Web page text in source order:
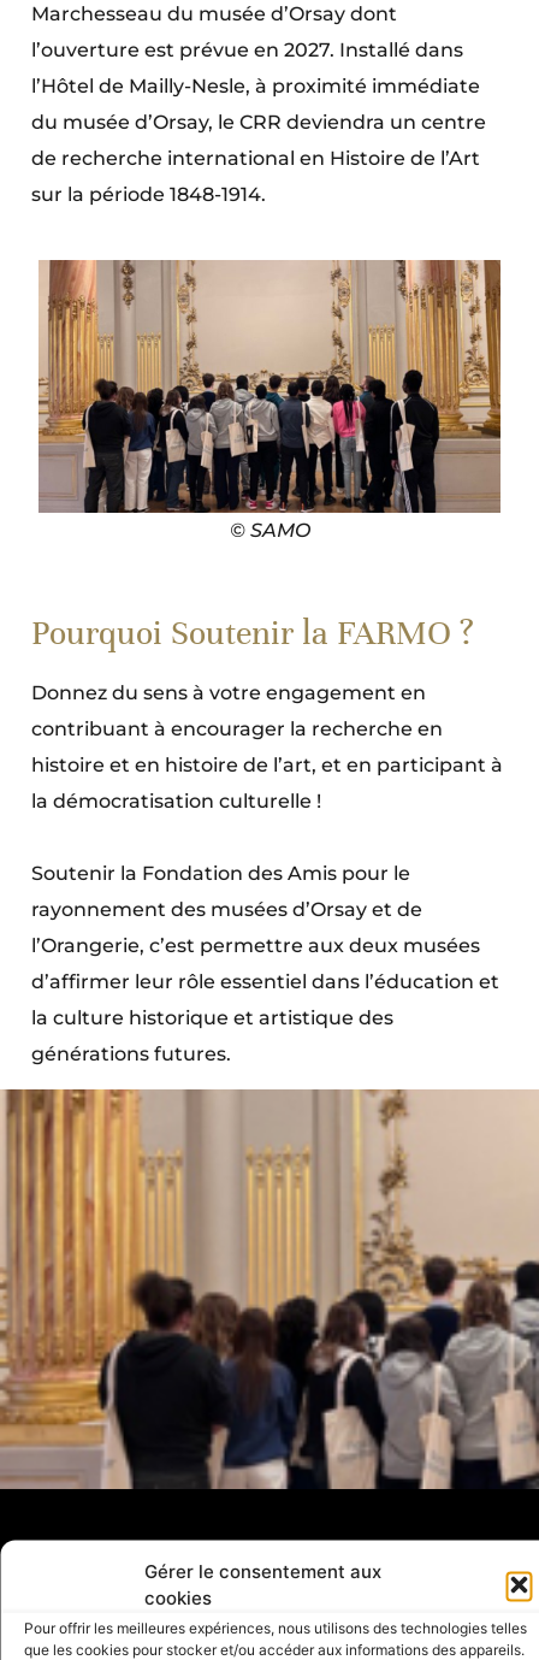
Gérer le consentement aux
cookies
Pour offrir les meilleures expériences, nous utilisons des technologies telles
que les cookies pour stocker et/ou accéder aux informations des appareils.
Marchesseau du musée d’Orsay dont
l’ouverture est prévue en 2027. Installé dans
l’Hôtel de Mailly-Nesle, à proximité immédiate
du musée d’Orsay, le CRR deviendra un centre
de recherche international en Histoire de l’Art
sur la période 1848-1914.
© SAMO
Pourquoi Soutenir la FARMO ?
Donnez du sens à votre engagement en
contribuant à encourager la recherche en
histoire et en histoire de l’art, et en participant à
la démocratisation culturelle !
Soutenir la Fondation des Amis pour le
rayonnement des musées d’Orsay et de
l’Orangerie, c’est permettre aux deux musées
d’affirmer leur rôle essentiel dans l’éducation et
la culture historique et artistique des
générations futures.
Je soutiens
la FARMO
JE FAIS UN DON